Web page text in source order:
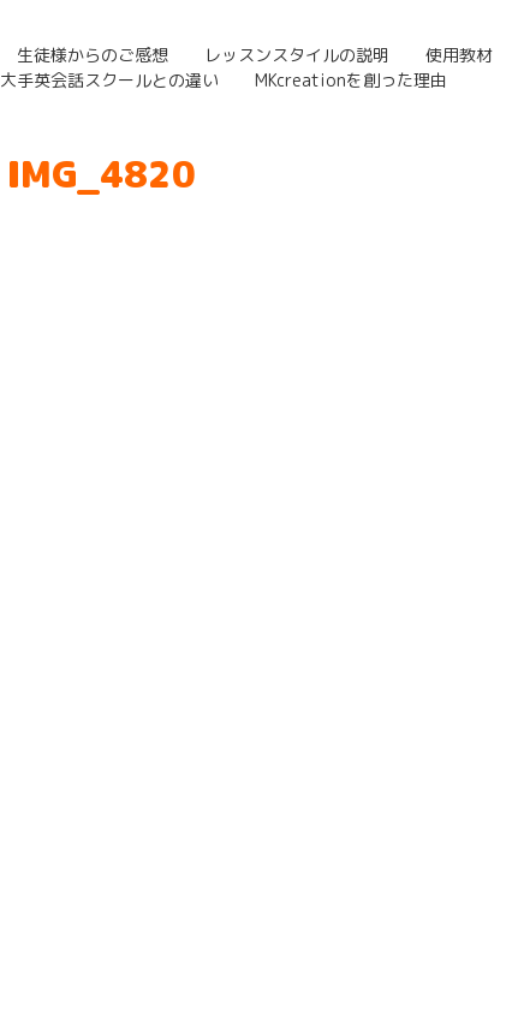
生徒様からのご感想 レッスンスタイルの説明
使用教材
大手英会話スクールとの違い MKcreationを創った理由
IMG_4820